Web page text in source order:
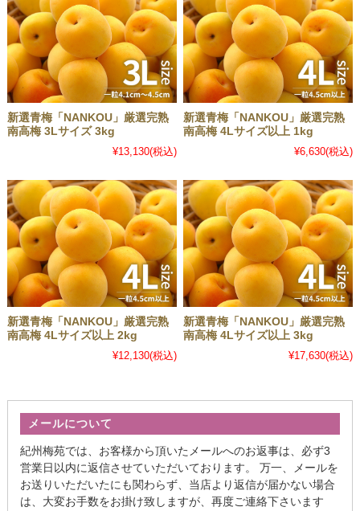
新選青梅「NANKOU」厳選完熟
南高梅 3Lサイズ 3kg
¥13,130(税込)
新選青梅「NANKOU」厳選完熟
南高梅 4Lサイズ以上 1kg
¥6,630(税込)
新選青梅「NANKOU」厳選完熟
南高梅 4Lサイズ以上 2kg
¥12,130(税込)
新選青梅「NANKOU」厳選完熟
南高梅 4Lサイズ以上 3kg
¥17,630(税込)
メールについて
紀州梅苑では、お客様から頂いたメールへのお返事は、必ず3
営業日以内に返信させていただいております。 万一、メールを
お送りいただいたにも関わらず、当店より返信が届かない場合
は、大変お手数をお掛け致しますが、再度ご連絡下さいます